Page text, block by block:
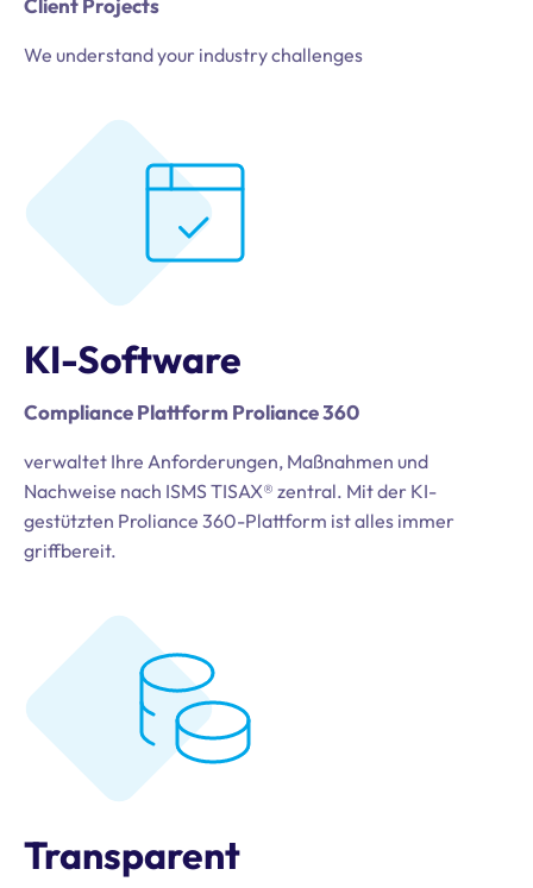
We understand your industry challenges
KI-Software
Compliance Plattform Proliance 360
verwaltet Ihre Anforderungen, Maßnahmen und
Nachweise nach ISMS TISAX® zentral. Mit der KI-
gestützten Proliance 360-Plattform ist alles immer
griffbereit.
Transparent